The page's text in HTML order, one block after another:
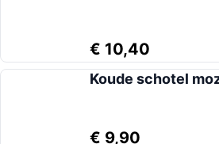
€ 10,40
Koude schotel
€ 9,90